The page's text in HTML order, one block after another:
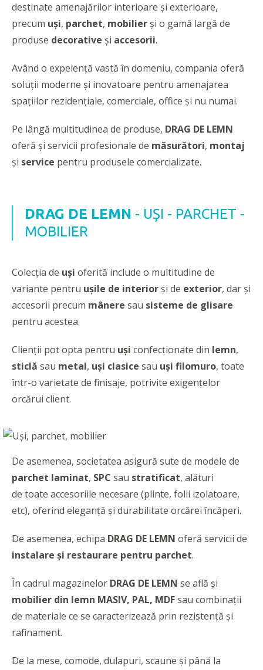
destinate amenajărilor interioare şi exterioare,
precum uşi, parchet, mobilier şi o gamă largă de
produse decorative şi accesorii.
Având o expeienţă vastă în domeniu, compania oferă
soluţii moderne şi inovatoare pentru amenajarea
spaţiilor rezidenţiale, comerciale, office şi nu numai.
Pe lângă multitudinea de produse, DRAG DE LEMN
oferă şi servicii profesionale de măsurători, montaj
şi service pentru produsele comercializate.
DRAG DE LEMN - UŞI - PARCHET -
MOBILIER
Colecția de uşi oferită include o multitudine de
variante pentru ușile de interior și de exterior, dar și
accesorii precum mânere sau sisteme de glisare
pentru acestea.
Clienţii pot opta pentru uşi confecţionate din lemn,
sticlă sau metal, uşi clasice sau uşi filomuro, toate
într-o varietate de finisaje, potrivite exigenţelor
orcărui client.
De asemenea, societatea asigură sute de modele de
parchet laminat, SPC sau stratificat, alături
de toate accesoriile necesare (plinte, folii izolatoare,
etc), oferind eleganţă şi durabilitate orcărei încăperi.
De asemenea, echipa DRAG DE LEMN oferă servicii de
instalare şi restaurare pentru parchet.
În cadrul magazinelor DRAG DE LEMN se află şi
mobilier din lemn MASIV, PAL, MDFsau combinații
de materiale ce se caracterizează prin rezistenţă și
rafinament.
De la mese, comode, dulapuri, scaune şi până la